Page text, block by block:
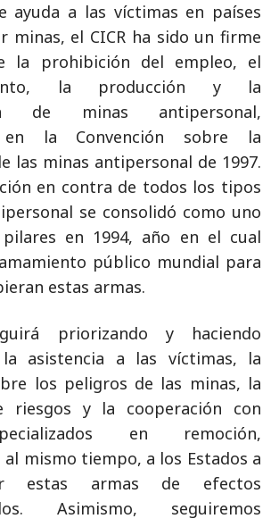
ayuda a las víctimas en países
minas, el CICR ha sido un firme
la prohibición del empleo, el
la producción y la
de minas antipersonal,
en la Convención sobre la
las minas antipersonal de 1997.
en contra de todos los tipos
se consolidó como uno
en 1994, año en el cual
público mundial para
estas armas.
priorizando y haciendo
asistencia a las víctimas, la
los peligros de las minas, la
riesgos y la cooperación con
en remoción,
al mismo tiempo, a los Estados a
estas armas de efectos
Asimismo, seguiremos